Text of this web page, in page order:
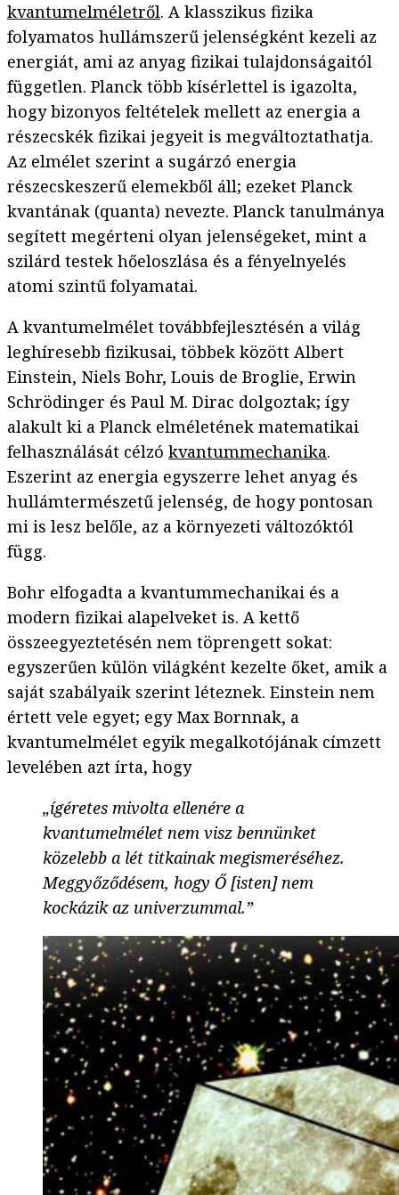
kvantumelméletről. A klasszikus fizika
folyamatos hullámszerű jelenségként kezeli az
energiát, ami az anyag fizikai tulajdonságaitól
független. Planck több kísérlettel is igazolta,
hogy bizonyos feltételek mellett az energia a
részecskék fizikai jegyeit is megváltoztathatja.
Az elmélet szerint a sugárzó energia
részecskeszerű elemekből áll; ezeket Planck
kvantának (quanta) nevezte. Planck tanulmánya
segített megérteni olyan jelenségeket, mint a
szilárd testek hőeloszlása és a fényelnyelés
atomi szintű folyamatai.
A kvantumelmélet továbbfejlesztésén a világ
leghíresebb fizikusai, többek között Albert
Einstein, Niels Bohr, Louis de Broglie, Erwin
Schrödinger és Paul M. Dirac dolgoztak; így
alakult ki a Planck elméletének matematikai
felhasználását célzó kvantummechanika.
Eszerint az energia egyszerre lehet anyag és
hullámtermészetű jelenség, de hogy pontosan
mi is lesz belőle, az a környezeti változóktól
függ.
Bohr elfogadta a kvantummechanikai és a
modern fizikai alapelveket is. A kettő
összeegyeztetésén nem töprengett sokat:
egyszerűen külön világként kezelte őket, amik a
saját szabályaik szerint léteznek. Einstein nem
értett vele egyet; egy Max Bornnak, a
kvantumelmélet egyik megalkotójának címzett
levelében azt írta, hogy
„ígéretes mivolta ellenére a
kvantumelmélet nem visz bennünket
közelebb a lét titkainak megismeréséhez.
Meggyőződésem, hogy Ő [isten] nem
kockázik az univerzummal.”